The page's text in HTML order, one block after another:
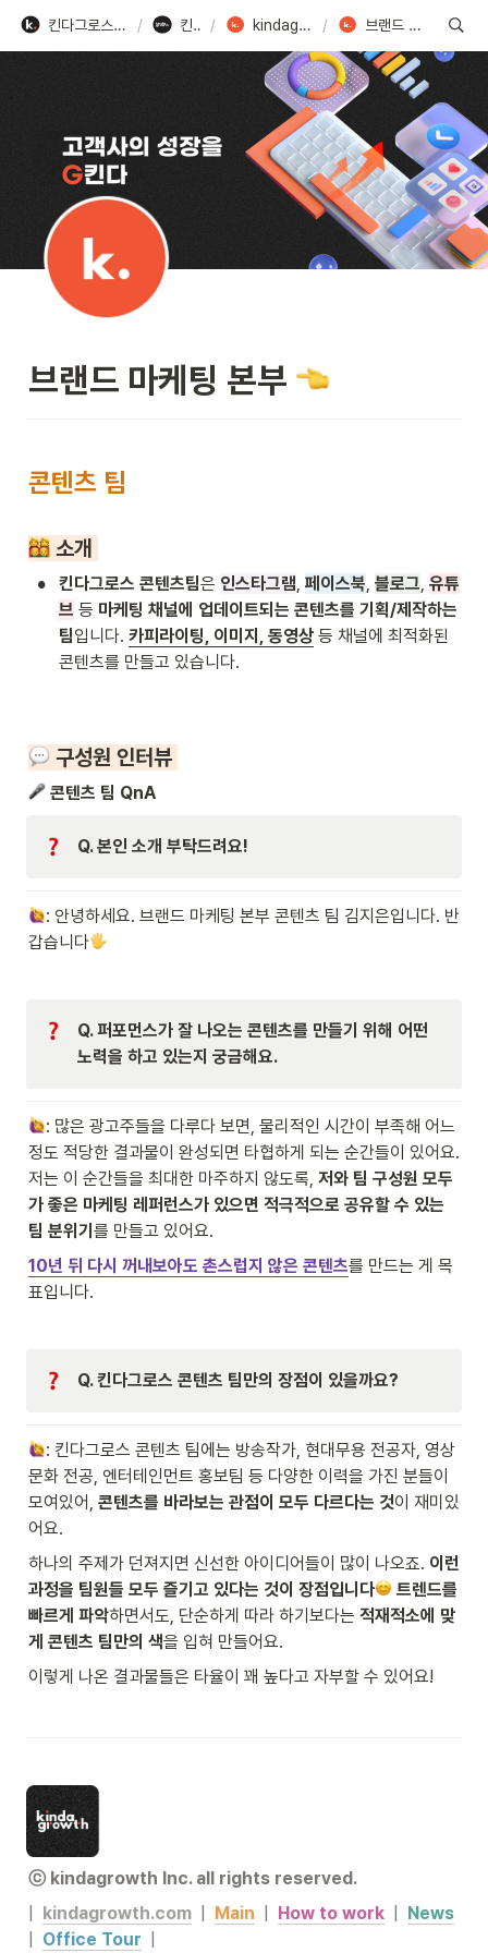
킨다그로스 채용 - Team kindagrowth / 킨다스토리 / kindagrowth 팀 소개 / 브랜드 마케팅 본부 👈
브랜드 마케팅 본부
콘텐츠 팀
소개
• 킨다그로스 콘텐츠팀은 인스타그램, 페이스북, 블로그, 유튜
브 등 마케팅 채널에 업데이트되는 콘텐츠를 기획/제작하는
팀입니다. 카피라이팅, 이미지, 동영상 등 채널에 최적화된
콘텐츠를 만들고 있습니다.
구성원 인터뷰
콘텐츠 팀 QnA
Q. 본인 소개 부탁드려요!
: 안녕하세요. 브랜드 마케팅 본부 콘텐츠 팀 김지은입니다. 반
갑습니다
Q. 퍼포먼스가 잘 나오는 콘텐츠를 만들기 위해 어떤
노력을 하고 있는지 궁금해요.
: 많은 광고주들을 다루다 보면, 물리적인 시간이 부족해 어느
정도 적당한 결과물이 완성되면 타협하게 되는 순간들이 있어요.
저는 이 순간들을 최대한 마주하지 않도록, 저와 팀 구성원 모두
가 좋은 마케팅 레퍼런스가 있으면 적극적으로 공유할 수 있는
팀 분위기 를 만들고 있어요.
10년 뒤 다시 꺼내보아도 촌스럽지 않은 콘텐츠를 만드는 게 목
표입니다.
Q. 킨다그로스 콘텐츠 팀만의 장점이 있을까요?
: 킨다그로스 콘텐츠 팀에는 방송작가, 현대무용 전공자, 영상
문화 전공, 엔터테인먼트 홍보팀 등 다양한 이력을 가진 분들이
모여있어, 콘텐츠를 바라보는 관점이 모두 다르다는 것이 재미있
어요.
하나의 주제가 던져지면 신선한 아이디어들이 많이 나오죠. 이런
과정을 팀원들 모두 즐기고 있다는 것이 장점입니다
트렌드를
빠르게 파악하면서도, 단순하게 따라 하기보다는 적재적소에 맞
게 콘텐츠 팀만의 색을 입혀 만들어요.
이렇게 나온 결과물들은 타율이 꽤 높다고 자부할 수 있어요!
ⓒ kindagrowth lnc. all rights reserved.
kindagrowth.com Main How to work
News
Office Tour